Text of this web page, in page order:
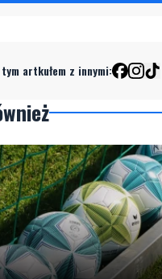
artkułem z innymi: